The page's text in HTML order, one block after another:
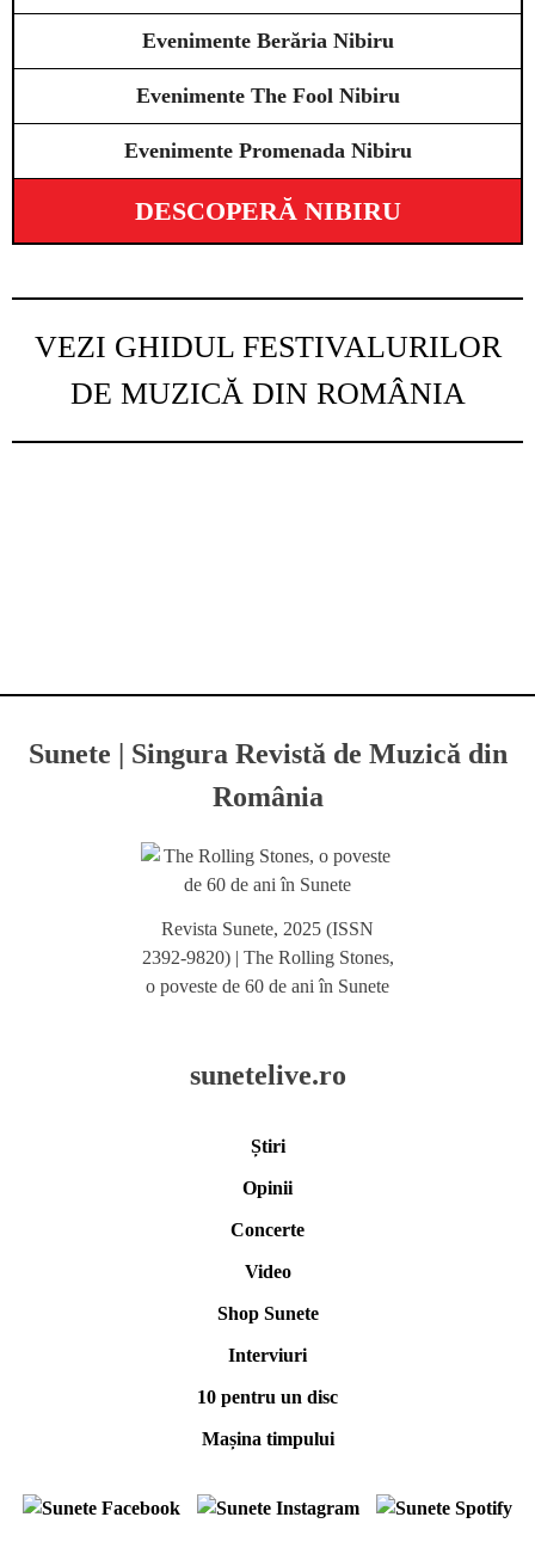
Evenimente Berăria Nibiru
Evenimente The Fool Nibiru
Evenimente Promenada Nibiru
DESCOPERĂ NIBIRU
VEZI GHIDUL FESTIVALURILOR
DE MUZICĂ DIN ROMÂNIA
Sunete | Singura Revistă de Muzică din
România
Revista Sunete, 2025 (ISSN
2392-9820) | The Rolling Stones,
o poveste de 60 de ani în Sunete
sunetelive.ro
Știri
Opinii
Concerte
Video
Shop Sunete
Interviuri
10 pentru un disc
Mașina timpului